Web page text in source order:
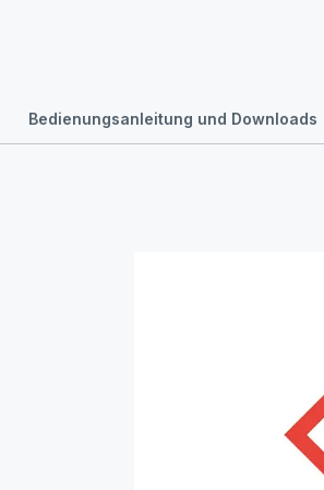
Bedienungsanleitung und Downloads